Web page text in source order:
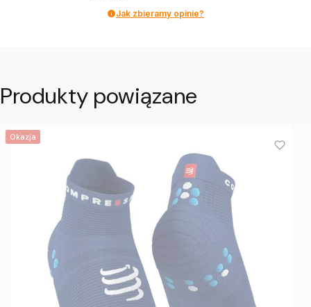
Jak zbieramy opinie?
Produkty powiązane
Okazja